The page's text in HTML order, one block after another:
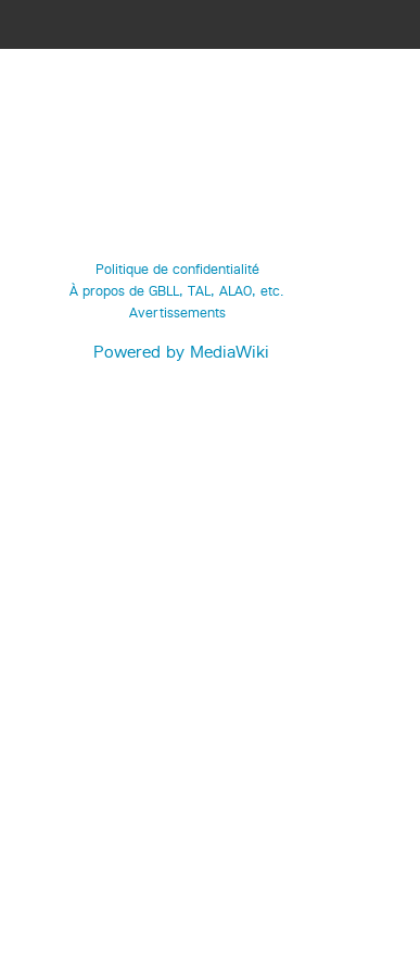
Politique de confidentialité
À propos de GBLL, TAL, ALAO, etc.
Avertissements
Powered by MediaWiki